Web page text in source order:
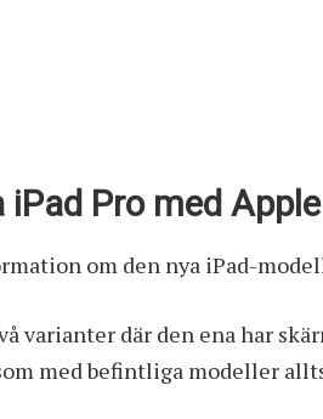
iPad Pro med
om den nya iPad-
varianter där den ena har
med befintliga modeller